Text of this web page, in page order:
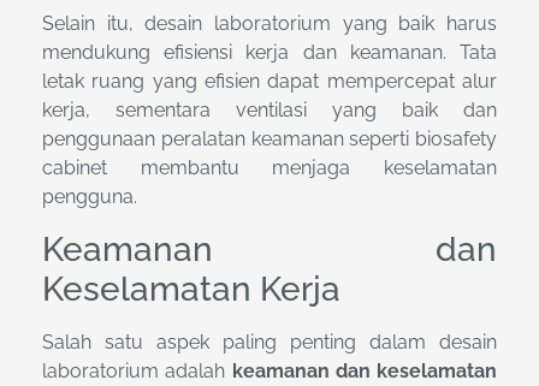
Selain itu, desain laboratorium yang baik harus
mendukung efisiensi kerja dan keamanan. Tata
letak ruang yang efisien dapat mempercepat alur
kerja, sementara ventilasi yang baik dan
penggunaan peralatan keamanan seperti biosafety
cabinet membantu menjaga keselamatan
pengguna.
Keamanan dan
Keselamatan Kerja
Salah satu aspek paling penting dalam desain
laboratorium adalah keamanan dan keselamatan